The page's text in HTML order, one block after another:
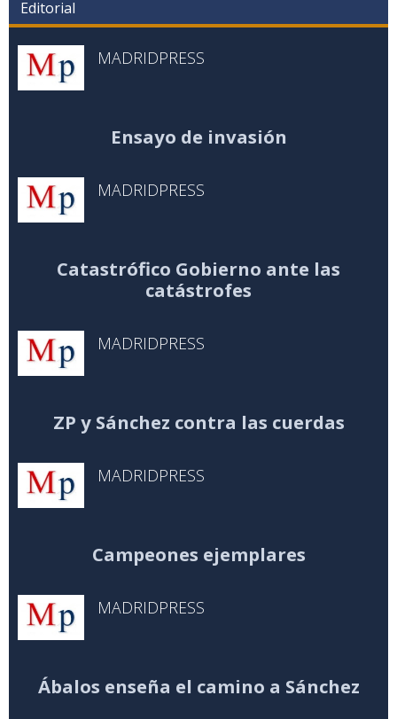
Editorial
MADRIDPRESS
Ensayo de invasión
MADRIDPRESS
Catastrófico Gobierno ante las
catástrofes
MADRIDPRESS
ZP y Sánchez contra las cuerdas
MADRIDPRESS
Campeones ejemplares
MADRIDPRESS
Ábalos enseña el camino a Sánchez